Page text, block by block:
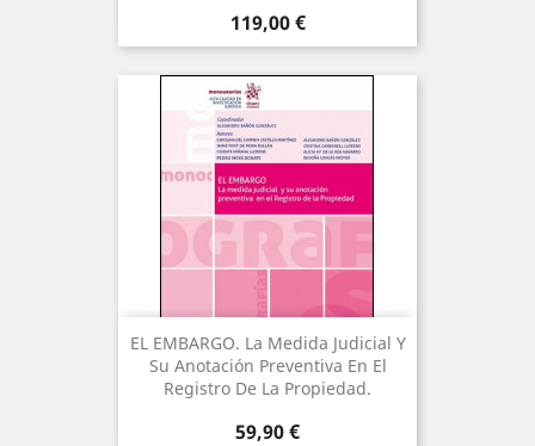
Precio
119,00 €
EL EMBARGO. La Medida Judicial Y
Su Anotación Preventiva En El
Registro De La Propiedad.
Precio
59,90 €